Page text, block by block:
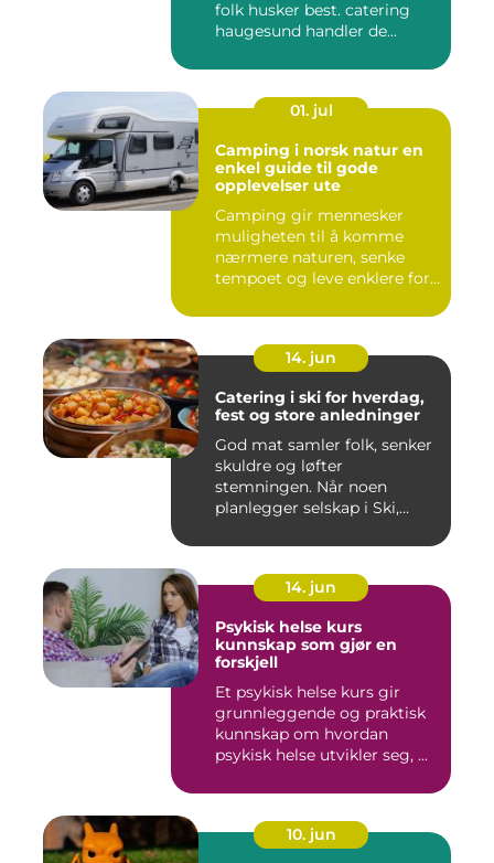
folk husker best. catering
haugesund handler de...
01. jul
Camping i norsk natur en
enkel guide til gode
opplevelser ute
Camping gir mennesker
muligheten til å komme
nærmere naturen, senke
tempoet og leve enklere for
14. jun
Catering i ski for hverdag,
fest og store anledninger
God mat samler folk, senker
skuldre og løfter
stemningen. Når noen
planlegger selskap i Ski,
14. jun
Psykisk helse kurs
kunnskap som gjør en
forskjell
Et psykisk helse kurs gir
grunnleggende og praktisk
kunnskap om hvordan
psykisk helse utvikler seg, ...
10. jun